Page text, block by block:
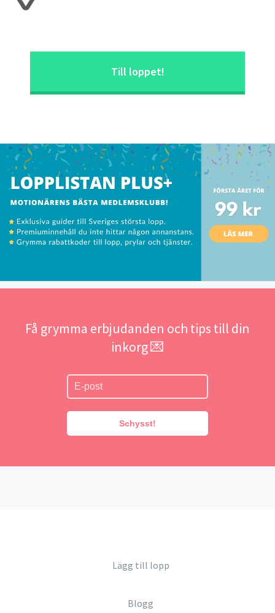
Till loppet!
Få grymma erbjudanden och tips till din
inkorg 💌
Schysst!
Lägg till lopp
Blogg